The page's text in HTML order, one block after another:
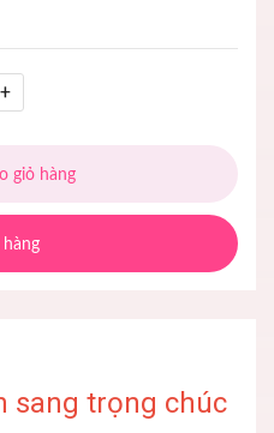
+
giỏ hàng
sang trọng chúc